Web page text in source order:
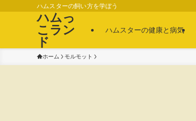
ハムスターの飼い方を学ぼう
ハムっ
こラン
ド
ハムスターの健康と病気
ホーム モルモット